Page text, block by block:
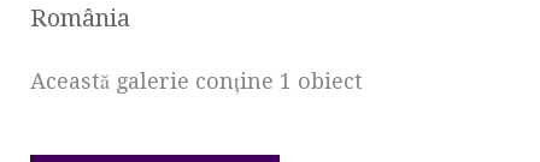
România
Această galerie conţine 1 obiect